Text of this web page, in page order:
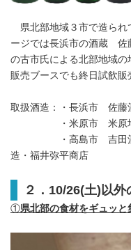
県北部地域３市で造られ
ージでは長浜市の酒蔵 佐
の古市氏による北部地域の
販売ブースでも終日試飲販
取扱酒造：・長浜市 佐藤
・米原市 米原地酒
・高島市 吉田酒造
造・福井弥平商店
２． 10/26(土) 以外
①県北部の食材をギュッ